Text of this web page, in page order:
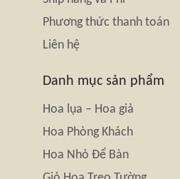
Phương thức thanh toán
Liên hệ
Danh mục sản phẩm
Hoa lụa – Hoa giả
Hoa Phòng Khách
Hoa Nhỏ Để Bàn